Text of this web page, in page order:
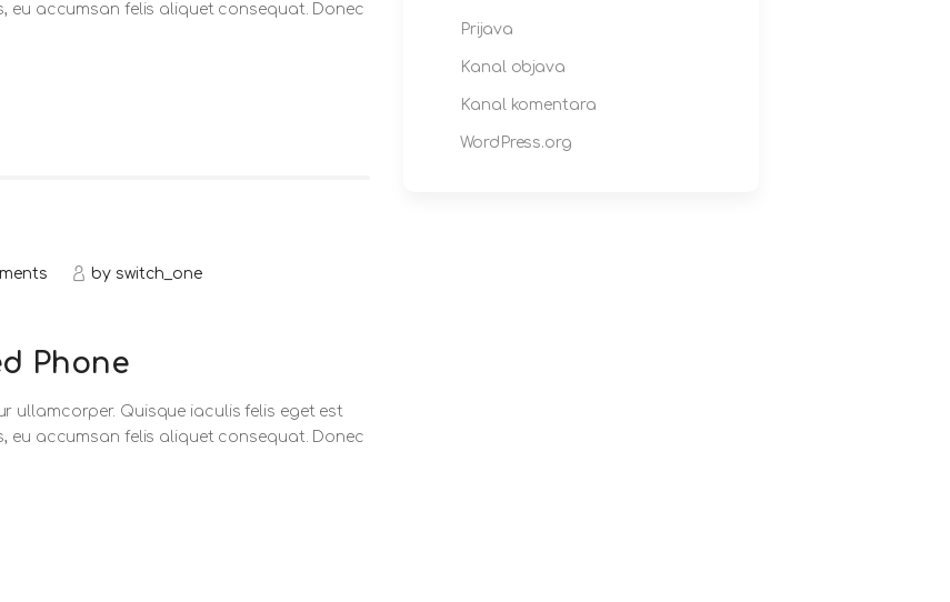
eu accumsan felis aliquet consequat. Donec
by switch_one
Phone
ullamcorper. Quisque iaculis felis eget est
eu accumsan felis aliquet consequat. Donec
Prijava
Kanal objava
Kanal komentara
WordPress.org